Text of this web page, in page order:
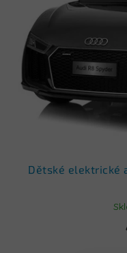
Dětské elektrické